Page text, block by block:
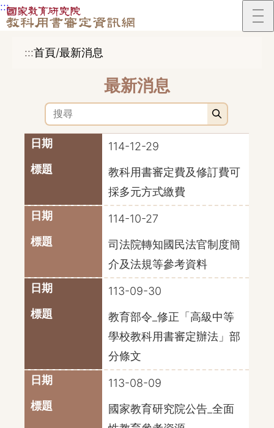
跳到主要內容區塊
:::
:::首頁/最新消息
最新消息
搜尋
114-12-29
教科用書審定費及修訂費可
採多元方式繳費
114-10-27
司法院轉知國民法官制度簡
介及法規等參考資料
113-09-30
教育部令_修正「高級中等
學校教科用書審定辦法」部
分條文
113-08-09
國家教育研究院公告_全面